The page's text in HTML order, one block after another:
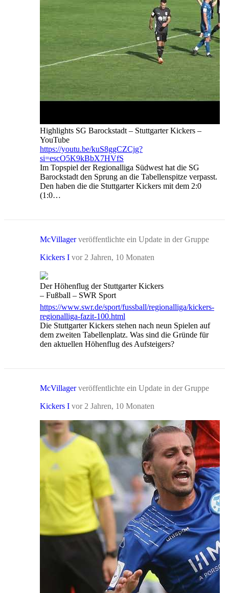
Highlights SG Barockstadt – Stuttgarter Kickers –
YouTube
https://youtu.be/kuS8ggCZCjg?
si=escO5K9kBbX7HVfS
Im Topspiel der Regionalliga Südwest hat die SG
Barockstadt den Sprung an die Tabellenspitze verpasst.
Den haben die die Stuttgarter Kickers mit dem 2:0
(1:0…
McVillagerveröffentlichte ein Update in der Gruppe
Kickers I vor 2 Jahren, 10 Monaten
Der Höhenflug der Stuttgarter Kickers
– Fußball – SWR Sport
https://www.swr.de/sport/fussball/regionalliga/kickers-
regionalliga-fazit-100.html
Die Stuttgarter Kickers stehen nach neun Spielen auf
dem zweiten Tabellenplatz. Was sind die Gründe für
den aktuellen Höhenflug des Aufsteigers?
McVillagerveröffentlichte ein Update in der Gruppe
Kickers I vor 2 Jahren, 10 Monaten